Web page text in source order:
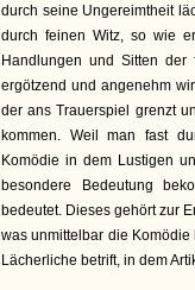
durch seine Ungereimtheit
durch feinen Witz, so wie
Handlungen und Sitten
ergötzend und angenehm
der ans Trauerspiel grenzt
kommen. Weil man fast
Komödie in dem Lustigen
besondere Bedeutung
bedeutet. Dieses gehört zur
was unmittelbar die
Lächerliche betrift, in dem